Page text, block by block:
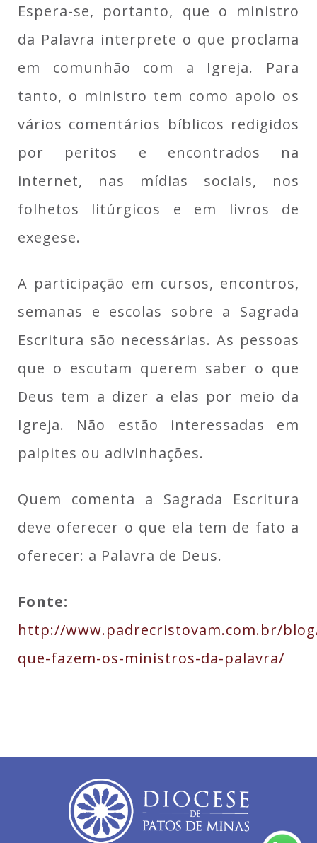
Espera-se, portanto, que o ministro
da Palavra interprete o que proclama
em comunhão com a Igreja. Para
tanto, o ministro tem como apoio os
vários comentários bíblicos redigidos
por peritos e encontrados na
internet, nas mídias sociais, nos
folhetos litúrgicos e em livros de
exegese.
A participação em cursos, encontros,
semanas e escolas sobre a Sagrada
Escritura são necessárias. As pessoas
que o escutam querem saber o que
Deus tem a dizer a elas por meio da
Igreja. Não estão interessadas em
palpites ou adivinhações.
Quem comenta a Sagrada Escritura
deve oferecer o que ela tem de fato a
oferecer: a Palavra de Deus.
Fonte:
http://www.padrecristovam.com.br/
que-fazem-os-ministros-da-palavra/